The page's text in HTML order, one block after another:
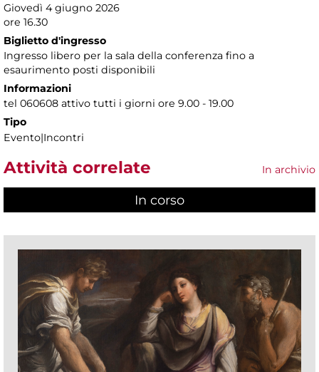
Giovedì 4 giugno 2026
ore 16.30
Biglietto d'ingresso
Ingresso libero per la sala della conferenza fino a
esaurimento posti disponibili
Informazioni
tel 060608 attivo tutti i giorni ore 9.00 - 19.00
Tipo
Evento|Incontri
Attività correlate In archivio
In corso